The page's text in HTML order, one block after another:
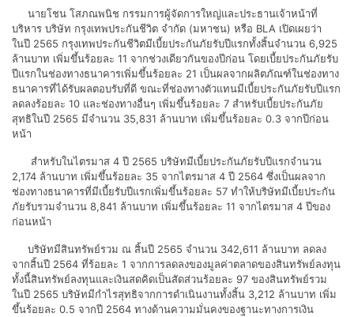
นายโชน โสภณพนิช กรรมการผู้จัดการใหญ่และประธานเจ้าหน้าที่
บริหาร บริษัท กรุงเทพประกันชีวิต จำกัด (มหาชน) หรือ BLA เปิดเผยว่า
ในปี 2565 กรุงเทพประกันชีวิตมีเบี้ยประกันภัยรับปีแรกทั้งสิ้นจำนวน 6,925
ล้านบาท เพิ่มขึ้นร้อยละ 11 จากช่วงเดียวกันของปีก่อน โดยเบี้ยประกันภัยรับ
ปีแรกในช่องทางธนาคารเพิ่มขึ้นร้อยละ 21 เป็นผลจากผลิตภัณฑ์ในช่องทาง
ธนาคารที่ได้รับผลตอบรับที่ดี ขณะที่ช่องทางตัวแทนมีเบี้ยประกันภัยรับปีแรก
ลดลงร้อยละ 10 และช่องทางอื่นๆ เพิ่มขึ้นร้อยละ 7 สำหรับเบี้ยประกันภัย
สุทธิในปี 2565 มีจำนวน 35,831 ล้านบาท เพิ่มขึ้นร้อยละ 0.3 จากปีก่อน
หน้า
สำหรับในไตรมาส 4 ปี 2565 บริษัทมีเบี้ยประกันภัยรับปีแรกจำนวน
2,174 ล้านบาท เพิ่มขึ้นร้อยละ 35 จากไตรมาส 4 ปี 2564 ซึ่งเป็นผลจาก
ช่องทางธนาคารที่มีเบี้ยรับปีแรกเพิ่มขึ้นร้อยละ 57 ทำให้บริษัทมีเบี้ยประกัน
ภัยรับรวมจำนวน 8,841 ล้านบาท เพิ่มขึ้นร้อยละ 11 จากไตรมาส 4 ปีของ
ก่อนหน้า
บริษัทมีสินทรัพย์รวม ณ สิ้นปี 2565 จำนวน 342,611 ล้านบาท ลดลง
จากสิ้นปี 2564 ที่ร้อยละ 1 จากการลดลงของมูลค่าตลาดของสินทรัพย์ลงทุน
ทั้งนี้สินทรัพย์ลงทุนและเงินสดคิดเป็นสัดส่วนร้อยละ 97 ของสินทรัพย์รวม
ในปี 2565 บริษัทมีกำไรสุทธิจากการดำเนินงานทั้งสิ้น 3,212 ล้านบาท เพิ่ม
ขึ้นร้อยละ 0.5 จากปี 2564 ทางด้านความมั่นคงของฐานะทางการเงิน